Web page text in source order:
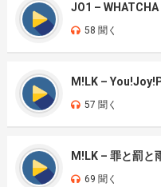
JO1 – WHATCHA
58 聞く
M!LK –
57 聞く
M!LK – 罪と罰と
69 聞く